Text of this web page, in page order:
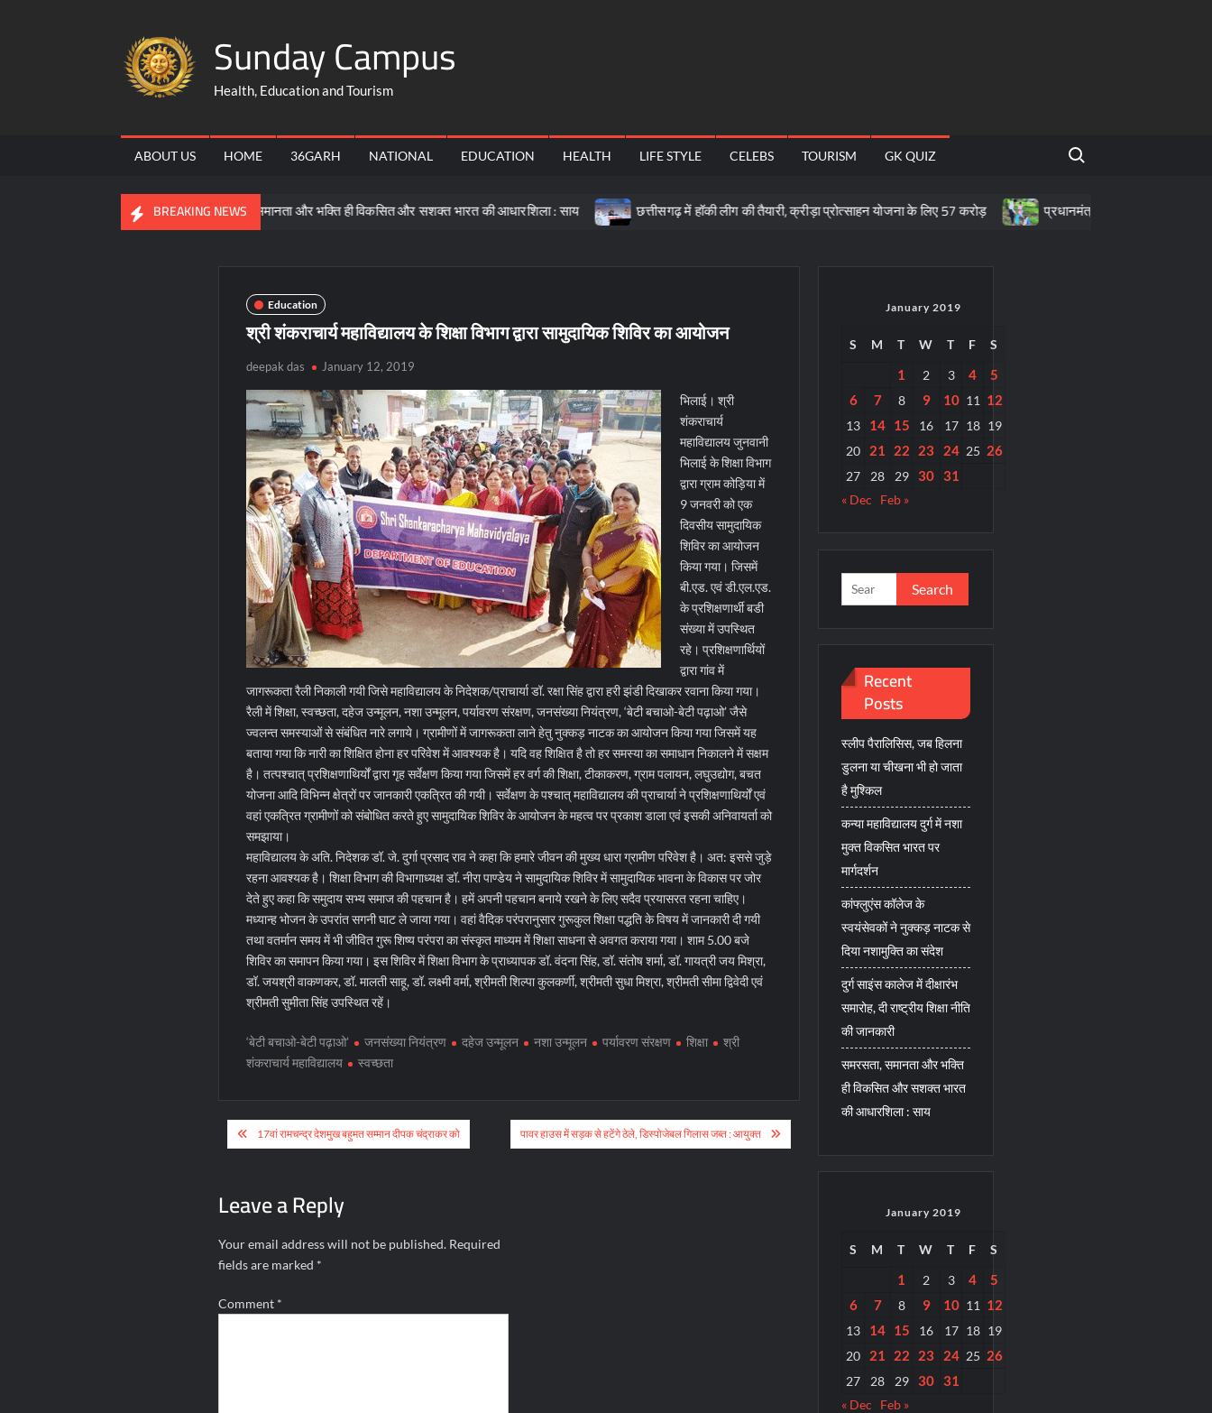
Sunday Campus
Health, Education and Tourism
ABOUT US HOME 36GARH NATIONAL EDUCATION HEALTH LIFE STYLE CELEBS TOURISM GK QUIZ
Search for:
BREAKING NEWS
समरसता, समानता और भक्ति ही विकसित और सशक्त भारत की आधारशिला : साय छत्तीसगढ़ में हॉकी लीग की तैयारी, क्रीड़ा प्रोत्साहन योजना के लिए 57 करोड़ प्रधानमंत्री टीबी मुक्त भारत अभियान के तहत
Education
श्री शंकराचार्य महाविद्यालय के शिक्षा विभाग द्वारा सामुदायिक शिविर का आयोजन
deepak das January 12, 2019
भिलाई। श्री
शंकराचार्य
महाविद्यालय जुनवानी
भिलाई के शिक्षा विभाग
द्वारा ग्राम कोड़िया में
9 जनवरी को एक
दिवसीय सामुदायिक
शिविर का आयोजन
किया गया। जिसमें
बी.एड. एवं डी.एल.एड.
के प्रशिक्षणार्थी बडी
संख्या में उपस्थित
रहे। प्रशिक्षणार्थियों
द्वारा गांव में
जागरूकता रैली निकाली गयी जिसे महाविद्यालय के निदेशक/प्राचार्या डॉ. रक्षा सिंह द्वारा हरी झंडी दिखाकर रवाना किया गया।
रैली में शिक्षा, स्वच्छता, दहेज उन्मूलन, नशा उन्मूलन, पर्यावरण संरक्षण, जनसंख्या नियंत्रण, ‘बेटी बचाओ-बेटी पढ़ाओ’ जैसे
ज्वलन्त समस्याओं से संबंधित नारे लगाये। ग्रामीणों में जागरूकता लाने हेतु नुक्कड़ नाटक का आयोजन किया गया जिसमें यह
बताया गया कि नारी का शिक्षित होना हर परिवेश में आवश्यक है। यदि वह शिक्षित है तो हर समस्या का समाधान निकालने में सक्षम
है। तत्पश्चात् प्रशिक्षणाथिर्यों द्वारा गृह सर्वेक्षण किया गया जिसमें हर वर्ग की शिक्षा, टीकाकरण, ग्राम पलायन, लघुउद्योग, बचत
योजना आदि विभिन्न क्षेत्रों पर जानकारी एकत्रित की गयी। सर्वेक्षण के पश्चात् महाविद्यालय की प्राचार्या ने प्रशिक्षणाथिर्यों एवं
वहां एकत्रित ग्रामीणों को संबोधित करते हुए सामुदायिक शिविर के आयोजन के महत्व पर प्रकाश डाला एवं इसकी अनिवायर्ता को
समझाया।
महाविद्यालय के अति. निदेशक डॉ. जे. दुर्गा प्रसाद राव ने कहा कि हमारे जीवन की मुख्य धारा ग्रामीण परिवेश है। अत: इससे जुड़े
रहना आवश्यक है। शिक्षा विभाग की विभागाध्यक्ष डॉ. नीरा पाण्डेय ने सामुदायिक शिविर में सामुदायिक भावना के विकास पर जोर
देते हुए कहा कि समुदाय सभ्य समाज की पहचान है। हमें अपनी पहचान बनाये रखने के लिए सदैव प्रयासरत रहना चाहिए।
मध्यान्ह भोजन के उपरांत सगनी घाट ले जाया गया। वहां वैदिक परंपरानुसार गुरूकुल शिक्षा पद्धति के विषय में जानकारी दी गयी
तथा वतर्मान समय में भी जीवित गुरू शिष्य परंपरा का संस्कृत माध्यम में शिक्षा साधना से अवगत कराया गया। शाम 5.00 बजे
शिविर का समापन किया गया। इस शिविर में शिक्षा विभाग के प्राध्यापक डॉ. वंदना सिंह, डॉ. संतोष शर्मा, डॉ. गायत्री जय मिश्रा,
डॉ. जयश्री वाकणकर, डॉ. मालती साहू, डॉ. लक्ष्मी वर्मा, श्रीमती शिल्पा कुलकर्णी, श्रीमती सुधा मिश्रा, श्रीमती सीमा द्विवेदी एवं
श्रीमती सुमीता सिंह उपस्थित रहें।
‘बेटी बचाओ-बेटी पढ़ाओ’ जनसंख्या नियंत्रण दहेज उन्मूलन नशा उन्मूलन पर्यावरण संरक्षण शिक्षा
श्री
शंकराचार्य महाविद्यालय
स्वच्छता
Post
navigation
17वां रामचन्द्र देशमुख बहुमत सम्मान दीपक चंद्राकर को पावर हाउस में सड़क से हटेंगे ठेले, डिस्पोजेबल गिलास जब्त : आयुक्त
Leave a Reply
Your email address will not be published. Required
fields are marked *
Comment *
January 2019
S M T W T F S
1 2 3 4
5
6
7 8 9 10 11 12
13 14 15 16 17 18 19
20
21 22 23 24 25 26
27 28 29 30 31
« Dec Feb »
Search
for:
Recent
Posts
स्लीप पैरालिसिस, जब हिलना
डुलना या चीखना भी हो जाता
है मुश्किल
कन्या महाविद्यालय दुर्ग में नशा
मुक्त विकसित भारत पर
मार्गदर्शन
कांफ्लुएंस कॉलेज के
स्वयंसेवकों ने नुक्कड़ नाटक से
दिया नशामुक्ति का संदेश
दुर्ग साइंस कालेज में दीक्षारंभ
समारोह, दी राष्ट्रीय शिक्षा नीति
की जानकारी
समरसता, समानता और भक्ति
ही विकसित और सशक्त भारत
की आधारशिला : साय
January 2019
S M T W T F S
1 2 3 4
5
6
7 8 9 10 11 12
13 14 15 16 17 18 19
20
21 22 23 24 25 26
27 28 29 30 31
« Dec Feb »